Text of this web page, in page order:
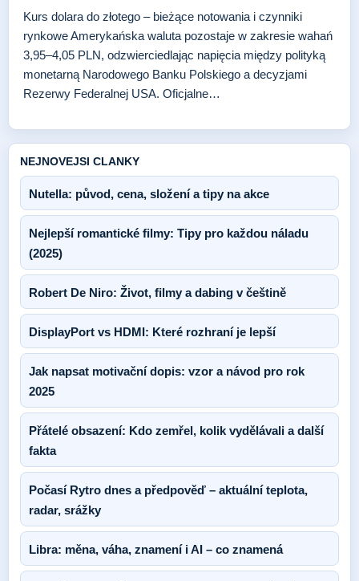
Kurs dolara do złotego – bieżące notowania i czynniki
rynkowe Amerykańska waluta pozostaje w zakresie wahań
3,95–4,05 PLN, odzwierciedlając napięcia między polityką
monetarną Narodowego Banku Polskiego a decyzjami
Rezerwy Federalnej USA. Oficjalne…
NEJNOVEJSI CLANKY
Nutella: původ, cena, složení a tipy na akce
Nejlepší romantické filmy: Tipy pro každou náladu
(2025)
Robert De Niro: Život, filmy a dabing v češtině
DisplayPort vs HDMI: Které rozhraní je lepší
Jak napsat motivační dopis: vzor a návod pro rok
2025
Přátelé obsazení: Kdo zemřel, kolik vydělávali a další
fakta
Počasí Rytro dnes a předpověď – aktuální teplota,
radar, srážky
Libra: měna, váha, znamení i AI – co znamená